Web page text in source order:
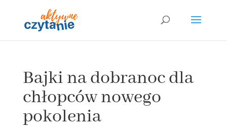
Bajki na dobranoc dla
chłopców nowego
pokolenia